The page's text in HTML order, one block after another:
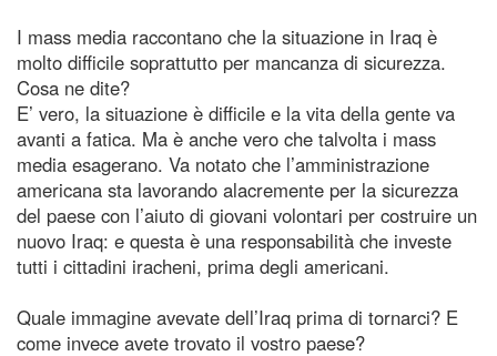
I mass media raccontano che la situazione in Iraq è
molto difficile soprattutto per mancanza di sicurezza.
Cosa ne dite?
E’ vero, la situazione è difficile e la vita della gente va
avanti a fatica. Ma è anche vero che talvolta i mass
media esagerano. Va notato che l’amministrazione
americana sta lavorando alacremente per la sicurezza
del paese con l’aiuto di giovani volontari per costruire un
nuovo Iraq: e questa è una responsabilità che investe
tutti i cittadini iracheni, prima degli americani.
Quale immagine avevate dell’Iraq prima di tornarci? E
come invece avete trovato il vostro paese?